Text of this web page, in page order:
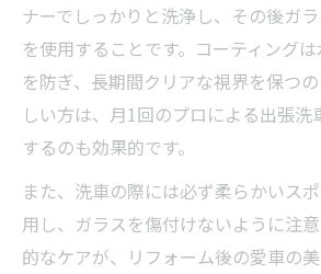
ナーでしっかりと洗浄し、その後ガ
を使用することです。コーティング
を防ぎ、長期間クリアな視界を保つ
しい方は、月1回のプロによる出張洗
するのも効果的です。
また、洗車の際には必ず柔らかいス
用し、ガラスを傷付けないように注
的なケアが、リフォーム後の愛車の